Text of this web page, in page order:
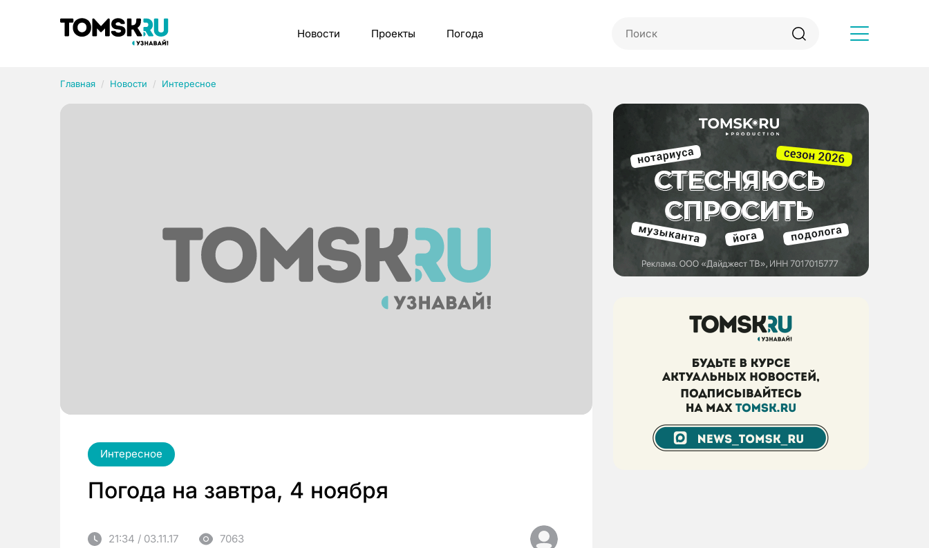
Новости Проекты Погода
Главная Новости Интересное
Интересное
Погода на завтра, 4 ноября
21:34 / 03.11.17 7063
Рубрики